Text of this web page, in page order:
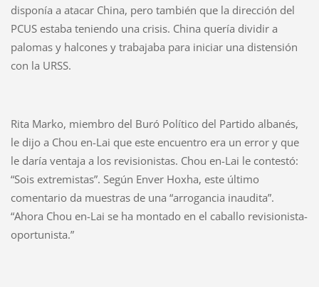
disponía a atacar China, pero también que la dirección del
PCUS estaba teniendo una crisis. China quería dividir a
palomas y halcones y trabajaba para iniciar una distensión
con la URSS.
Rita Marko, miembro del Buró Político del Partido albanés,
le dijo a Chou en-Lai que este encuentro era un error y que
le daría ventaja a los revisionistas. Chou en-Lai le contestó:
“Sois extremistas”. Según Enver Hoxha, este último
comentario da muestras de una “arrogancia inaudita”.
“Ahora Chou en-Lai se ha montado en el caballo revisionista-
oportunista.”